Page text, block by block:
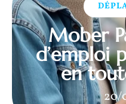
Mober
d’emploi
en
20/